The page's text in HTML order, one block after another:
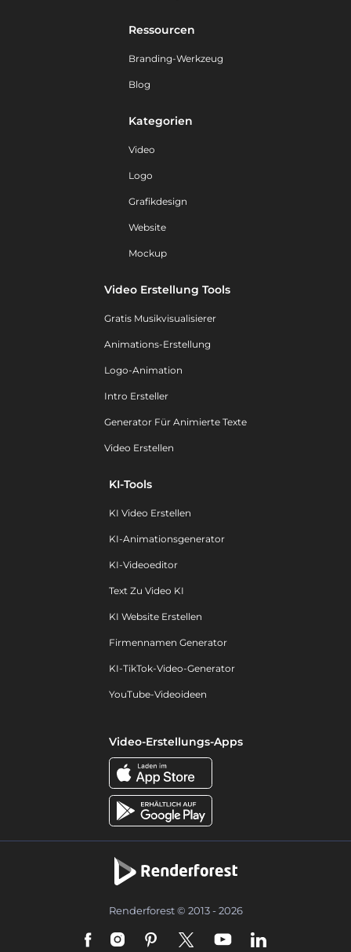
Ressourcen
Branding-Werkzeug
Blog
Kategorien
Video
Logo
Grafikdesign
Website
Mockup
Video Erstellung Tools
Gratis Musikvisualisierer
Animations-Erstellung
Logo-Animation
Intro Ersteller
Generator Für Animierte Texte
Video Erstellen
KI-Tools
KI Video Erstellen
KI-Animationsgenerator
KI-Videoeditor
Text Zu Video KI
KI Website Erstellen
Firmennamen Generator
KI-TikTok-Video-Generator
YouTube-Videoideen
Video-Erstellungs-Apps
Renderforest © 2013 - 2026